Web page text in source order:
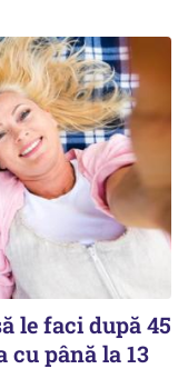
le faci după 45
cu până la 13